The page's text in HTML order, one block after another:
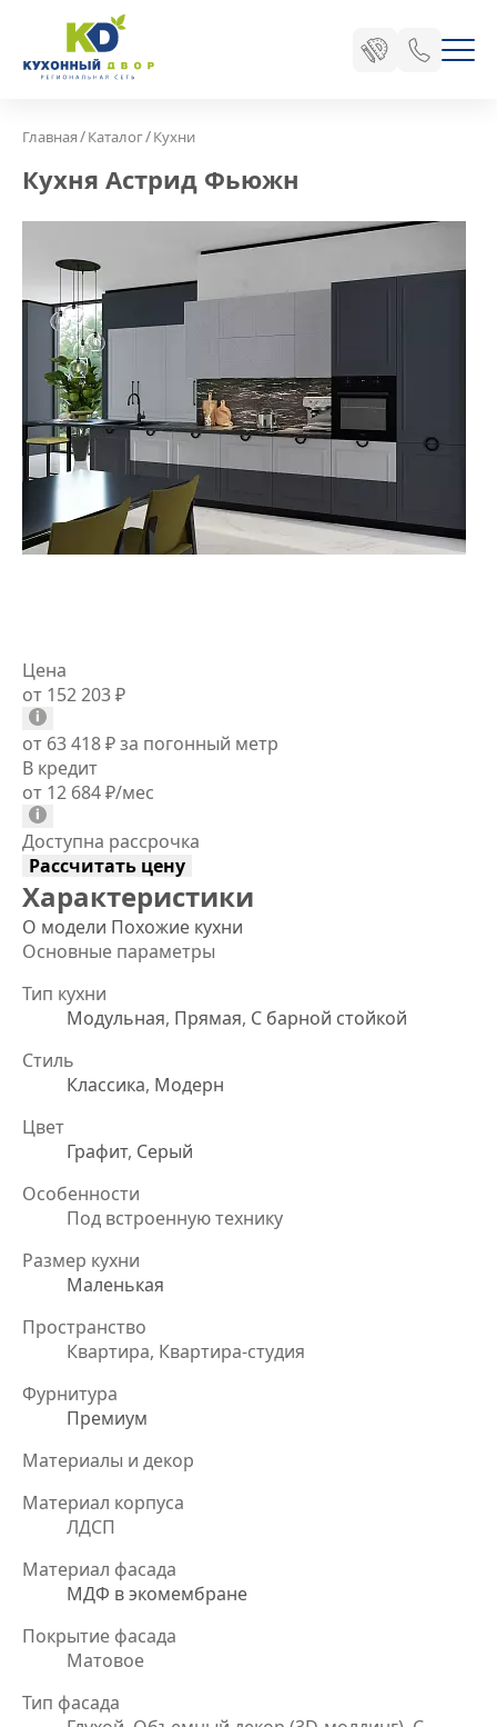
Главная/Каталог/Кухни
Кухня Астрид Фьюжн
Цена
от 152 203₽
от 63 418₽за погонный метр
В кредит
от 12 684₽/мес
Доступна рассрочка
Рассчитать цену
Характеристики
О модели Похожие кухни
Основные параметры
Тип кухни
Модульная, Прямая, С барной стойкой
Стиль
Классика, Модерн
Цвет
Графит, Серый
Особенности
Под встроенную технику
Размер кухни
Маленькая
Пространство
Квартира, Квартира-студия
Фурнитура
Премиум
Материалы и декор
Материал корпуса
ЛДСП
Материал фасада
МДФ в экомембране
Покрытие фасада
Матовое
Тип фасада